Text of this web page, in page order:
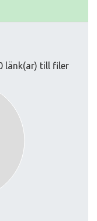
länk(ar) till filer